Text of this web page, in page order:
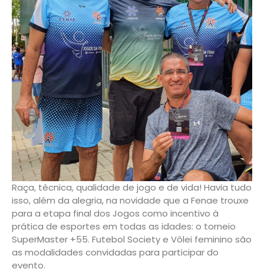
Raça, técnica, qualidade de jogo e de vida! Havia tudo
isso, além da alegria, na novidade que a Fenae trouxe
para a etapa final dos Jogos como incentivo à
prática de esportes em todas as idades: o torneio
SuperMaster +55. Futebol Society e Vôlei feminino são
as modalidades convidadas para participar do
evento.